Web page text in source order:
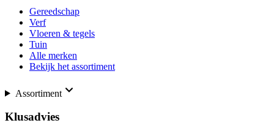
Gereedschap
Verf
Vloeren & tegels
Tuin
Alle merken
Bekijk het assortiment
Assortiment
Klusadvies